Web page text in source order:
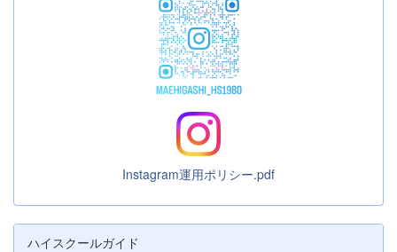
Instagram運用ポリシー.pdf
ハイスクールガイド